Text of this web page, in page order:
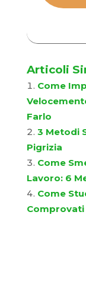
Articoli
Come
Farlo
3 Metodi
Pigrizia
Come
Lavoro: 6
Come
Comprovati